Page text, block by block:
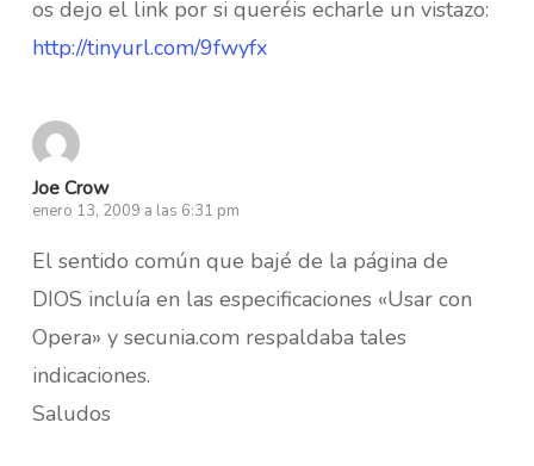
os dejo el link por si queréis echarle un vistazo:
http://tinyurl.com/9fwyfx
Joe Crow
enero 13, 2009 a las 6:31 pm
El sentido común que bajé de la página de
DIOS incluía en las especificaciones «Usar con
Opera» y secunia.com respaldaba tales
indicaciones.
Saludos